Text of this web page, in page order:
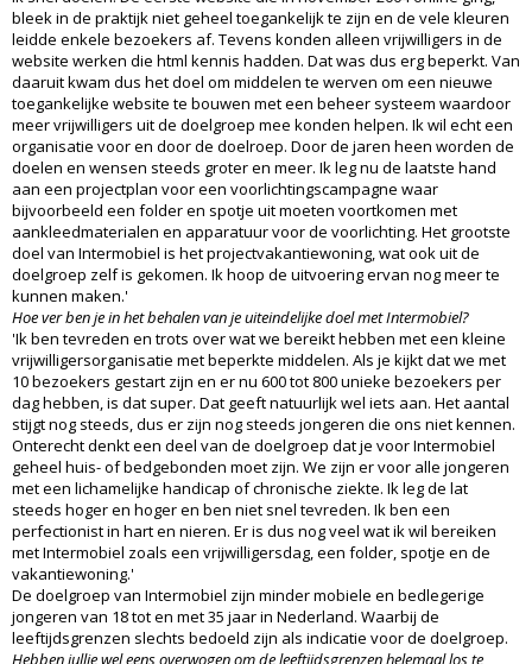
bleek in de praktijk niet geheel toegankelijk te zijn en de vele kleuren
leidde enkele bezoekers af. Tevens konden alleen vrijwilligers in de
website werken die html kennis hadden. Dat was dus erg beperkt. Van
daaruit kwam dus het doel om middelen te werven om een nieuwe
toegankelijke website te bouwen met een beheer systeem waardoor
meer vrijwilligers uit de doelgroep mee konden helpen. Ik wil echt een
organisatie voor en door de doelroep. Door de jaren heen worden de
doelen en wensen steeds groter en meer. Ik leg nu de laatste hand
aan een projectplan voor een voorlichtingscampagne waar
bijvoorbeeld een folder en spotje uit moeten voortkomen met
aankleedmaterialen en apparatuur voor de voorlichting. Het grootste
doel van Intermobiel is het projectvakantiewoning, wat ook uit de
doelgroep zelf is gekomen. Ik hoop de uitvoering ervan nog meer te
kunnen maken.'
Hoe ver ben je in het behalen van je uiteindelijke doel met Intermobiel?
'Ik ben tevreden en trots over wat we bereikt hebben met een kleine
vrijwilligersorganisatie met beperkte middelen. Als je kijkt dat we met
10 bezoekers gestart zijn en er nu 600 tot 800 unieke bezoekers per
dag hebben, is dat super. Dat geeft natuurlijk wel iets aan. Het aantal
stijgt nog steeds, dus er zijn nog steeds jongeren die ons niet kennen.
Onterecht denkt een deel van de doelgroep dat je voor Intermobiel
geheel huis- of bedgebonden moet zijn. We zijn er voor alle jongeren
met een lichamelijke handicap of chronische ziekte. Ik leg de lat
steeds hoger en hoger en ben niet snel tevreden. Ik ben een
perfectionist in hart en nieren. Er is dus nog veel wat ik wil bereiken
met Intermobiel zoals een vrijwilligersdag, een folder, spotje en de
vakantiewoning.'
De doelgroep van Intermobiel zijn minder mobiele en bedlegerige
jongeren van 18 tot en met 35 jaar in Nederland. Waarbij de
leeftijdsgrenzen slechts bedoeld zijn als indicatie voor de doelgroep.
Hebben jullie wel eens overwogen om de leeftijdsgrenzen helemaal los te